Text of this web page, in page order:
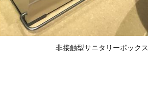
非接触型サニタリーボックス